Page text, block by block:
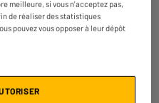
: SmartTV
QLED
meilleure, si vous n'acceptez pas,
de réaliser des statistiques
pouvez vous opposer à leur dépôt